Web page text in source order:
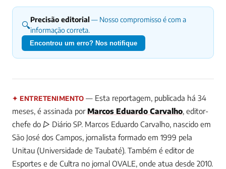
🔍Precisão editorial — Nosso compromisso é com a
informação correta.
Encontrou um erro? Nos notifique
✦ ENTRETENIMENTO — Esta reportagem, publicada há 34
meses, é assinada por Marcos Eduardo Carvalho, editor-
chefe do ▷ Diário SP. Marcos Eduardo Carvalho, nascido em
São José dos Campos, jornalista formado em 1999 pela
Unitau (Universidade de Taubaté). Também é editor de
Esportes e de Cultra no jornal OVALE, onde atua desde 2010.